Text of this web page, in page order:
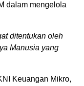
dalam mengelola
ditentukan oleh
Manusia yang
Keuangan Mikro,